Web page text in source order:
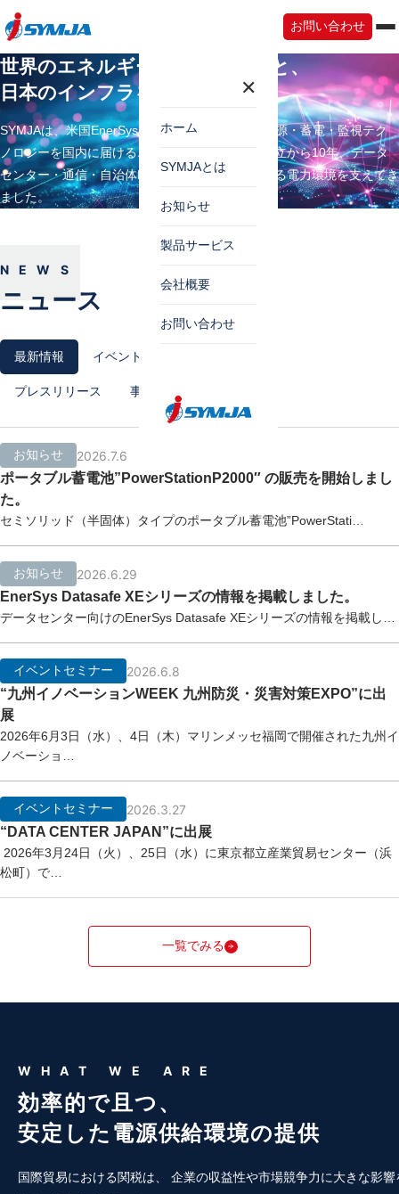
お問い合わせ
✕
ホーム
SYMJAとは
お知らせ
製品サービス
会社概要
お問い合わせ
世界のエネルギーテクノロジーと、
日本のインフラをつなぐ。
SYMJAは、米国EnerSysをはじめとする世界の電源・蓄電・監視テク
ノロジーを国内に届けるエネルギー商社です。設立から10年、データ
センター・通信・自治体BCPの現場で、信頼できる電力環境を支えてき
ました。
NEWS
ニュース
最新情報 イベントセミナー
プレスリリース 事例紹介
お知らせ
2026.7.6
ポータブル蓄電池”PowerStationP2000″ の販売を開始しまし
た。
セミソリッド（半固体）タイプのポータブル蓄電池”PowerStati…
お知らせ
2026.6.29
EnerSys Datasafe XEシリーズの情報を掲載しました。
データセンター向けのEnerSys Datasafe XEシリーズの情報を掲載し…
イベントセミナー
2026.6.8
“九州イノベーションWEEK 九州防災・災害対策EXPO”に出
展
2026年6月3日（水）、4日（木）マリンメッセ福岡で開催された九州イ
ノベーショ…
イベントセミナー
2026.3.27
“DATA CENTER JAPAN”に出展
2026年3月24日（火）、25日（水）に東京都立産業貿易センター（浜
松町）で…
一覧でみる
WHAT WE ARE
効率的で且つ、
安定した電源供給環境の提供
国際貿易における関税は、 企業の収益性や市場競争力に大きな影響